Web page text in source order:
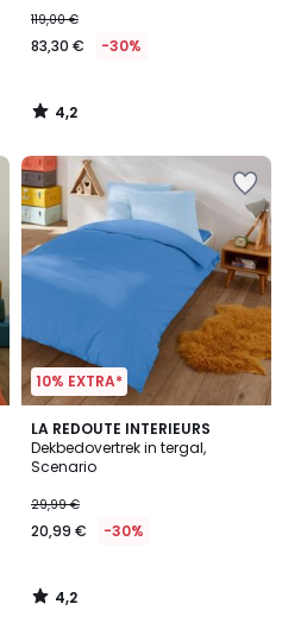
119,00 €
83,30 € -30%
4,2
/
10% EXTRA*
LA REDOUTE INTERIEURS
Dekbedovertrek in tergal,
Scenario
29,99 €
20,99 € -30%
4,2
/ 5
4,2
/